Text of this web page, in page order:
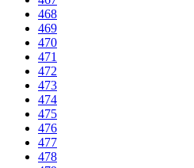
468
469
470
471
472
473
474
475
476
477
478